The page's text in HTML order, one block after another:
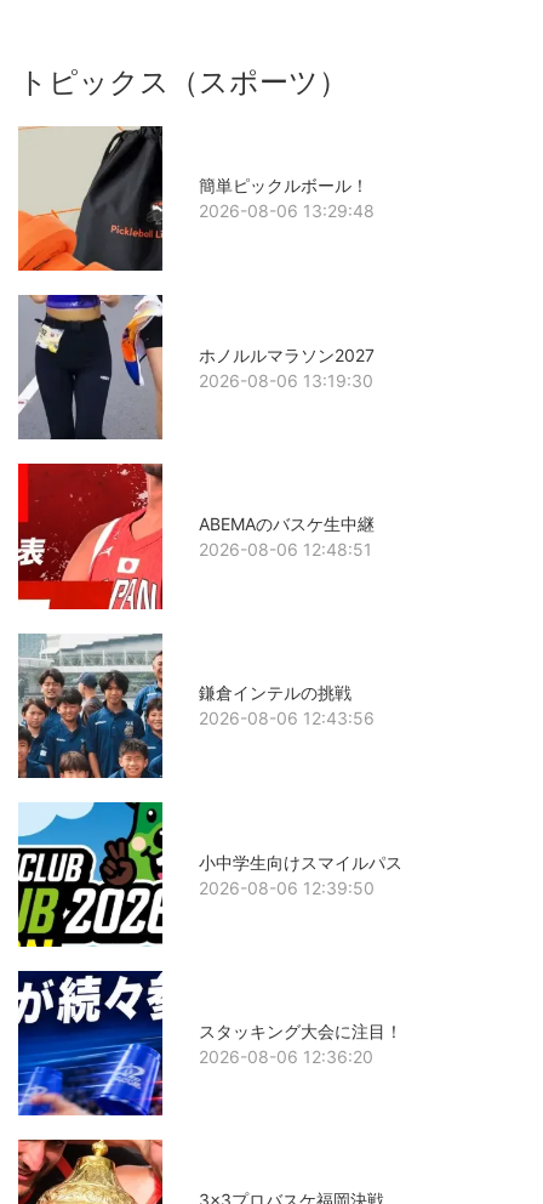
トピックス（スポーツ）
簡単ピックルボール！
2026-08-06 13:29:48
ホノルルマラソン2027
2026-08-06 13:19:30
ABEMAのバスケ生中継
2026-08-06 12:48:51
鎌倉インテルの挑戦
2026-08-06 12:43:56
小中学生向けスマイルパス
2026-08-06 12:39:50
スタッキング大会に注目！
2026-08-06 12:36:20